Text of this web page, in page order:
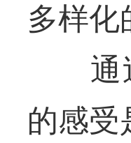
多样化
通过
的感受